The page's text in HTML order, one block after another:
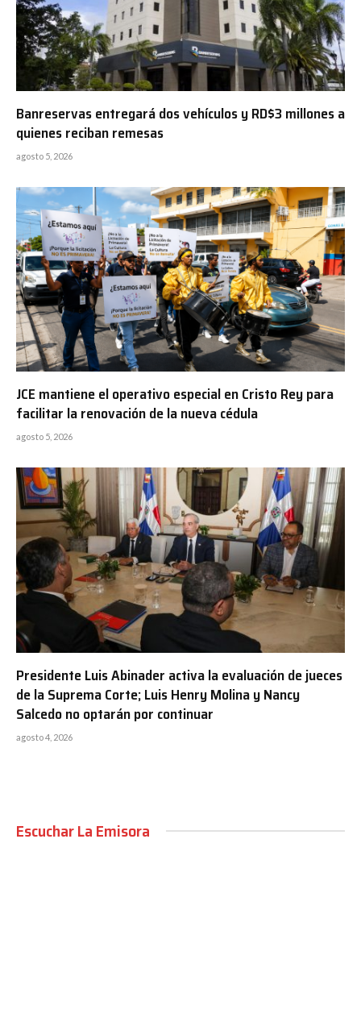
Banreservas entregará dos vehículos y RD$3 millones a
quienes reciban remesas
agosto 5, 2026
JCE mantiene el operativo especial en Cristo Rey para
facilitar la renovación de la nueva cédula
agosto 5, 2026
Presidente Luis Abinader activa la evaluación de jueces
de la Suprema Corte; Luis Henry Molina y Nancy
Salcedo no optarán por continuar
agosto 4, 2026
Escuchar La Emisora